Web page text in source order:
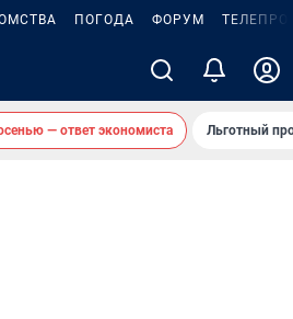
ПОГОДА ФОРУМ
— ответ экономиста Льготный